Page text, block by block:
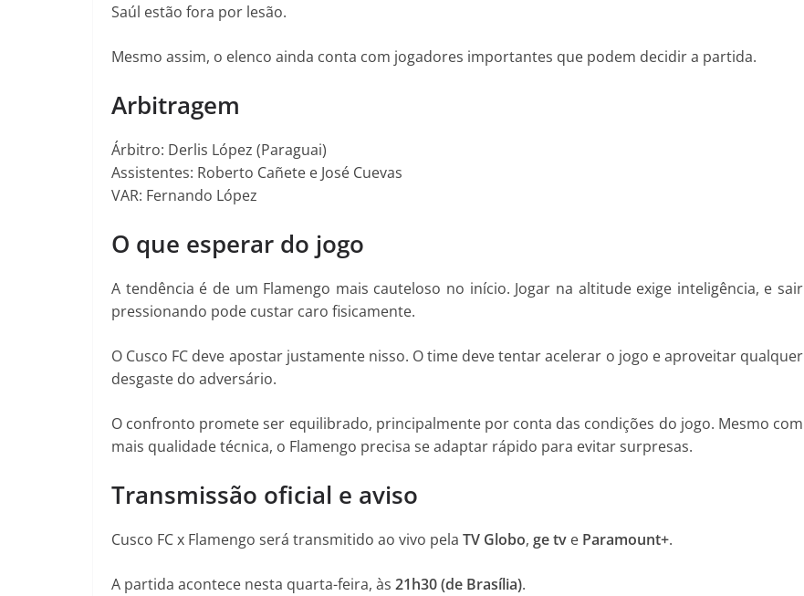
Saúl estão fora por lesão.
Mesmo assim, o elenco ainda conta com jogadores importantes que podem decidir a partida.
Arbitragem
Árbitro: Derlis López (Paraguai)
Assistentes: Roberto Cañete e José Cuevas
VAR: Fernando López
O que esperar do jogo
A tendência é de um Flamengo mais cauteloso no início. Jogar na altitude exige inteligência, e sair
pressionando pode custar caro fisicamente.
O Cusco FC deve apostar justamente nisso. O time deve tentar acelerar o jogo e aproveitar qualquer
desgaste do adversário.
O confronto promete ser equilibrado, principalmente por conta das condições do jogo. Mesmo com
mais qualidade técnica, o Flamengo precisa se adaptar rápido para evitar surpresas.
Transmissão oficial e aviso
Cusco FC x Flamengo será transmitido ao vivo pela TV Globo, ge tv e Paramount+.
A partida acontece nesta quarta-feira, às 21h30 (de Brasília).